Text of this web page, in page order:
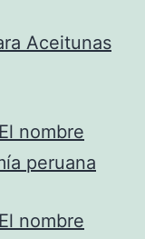
Aceitunas
nombre
peruana
nombre